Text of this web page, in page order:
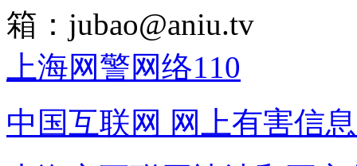
箱： jubao@aniu.tv
上海网警网络110
中国互联网 网上有害信